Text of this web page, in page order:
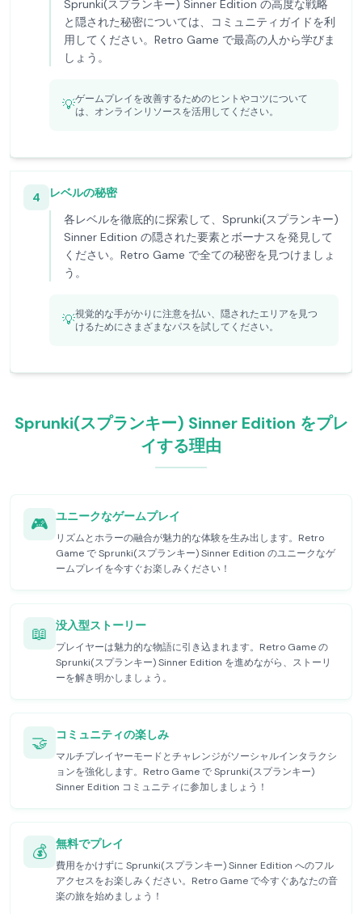
Sprunki(スプランキー) Sinner Edition の高度な戦略
と隠された秘密については、コミュニティガイドを利
用してください。Retro Game で最高の人から学びま
しょう。
💡ゲームプレイを改善するためのヒントやコツについて
は、オンラインリソースを活用してください。
4
レベルの秘密
各レベルを徹底的に探索して、Sprunki(スプランキー)
Sinner Edition の隠された要素とボーナスを発見して
ください。Retro Game で全ての秘密を見つけましょ
う。
💡視覚的な手がかりに注意を払い、隠されたエリアを見つ
けるためにさまざまなパスを試してください。
Sprunki(スプランキー) Sinner Edition をプレ
イする理由
🎮 ユニークなゲームプレイ
リズムとホラーの融合が魅力的な体験を生み出します。Retro
Game で Sprunki(スプランキー) Sinner Edition のユニークなゲ
ームプレイを今すぐお楽しみください！
📖 没入型ストーリー
プレイヤーは魅力的な物語に引き込まれます。Retro Game の
Sprunki(スプランキー) Sinner Edition を進めながら、ストーリ
ーを解き明かしましょう。
🤝 コミュニティの楽しみ
マルチプレイヤーモードとチャレンジがソーシャルインタラクシ
ョンを強化します。Retro Game で Sprunki(スプランキー)
Sinner Edition コミュニティに参加しましょう！
💰 無料でプレイ
費用をかけずに Sprunki(スプランキー) Sinner Edition へのフル
アクセスをお楽しみください。Retro Game で今すぐあなたの音
楽の旅を始めましょう！